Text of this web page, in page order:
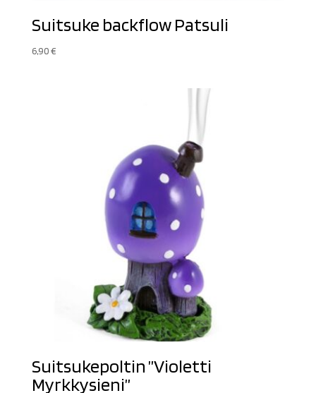
Suitsuke backflow Patsuli
6,90€
Suitsukepoltin ”Violetti
Myrkkysieni”